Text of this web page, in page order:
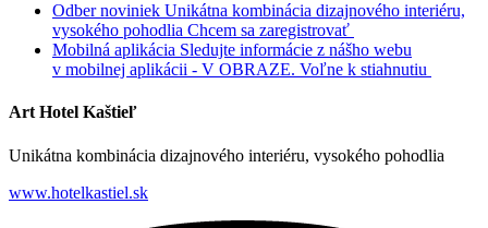
Odber noviniek Unikátna kombinácia dizajnového interiéru,
vysokého pohodlia Chcem sa zaregistrovať
Mobilná aplikácia Sledujte informácie z nášho webu
v mobilnej aplikácii - V OBRAZE. Voľne k stiahnutiu
Art Hotel Kaštieľ
Unikátna kombinácia dizajnového interiéru, vysokého pohodlia
www.hotelkastiel.sk